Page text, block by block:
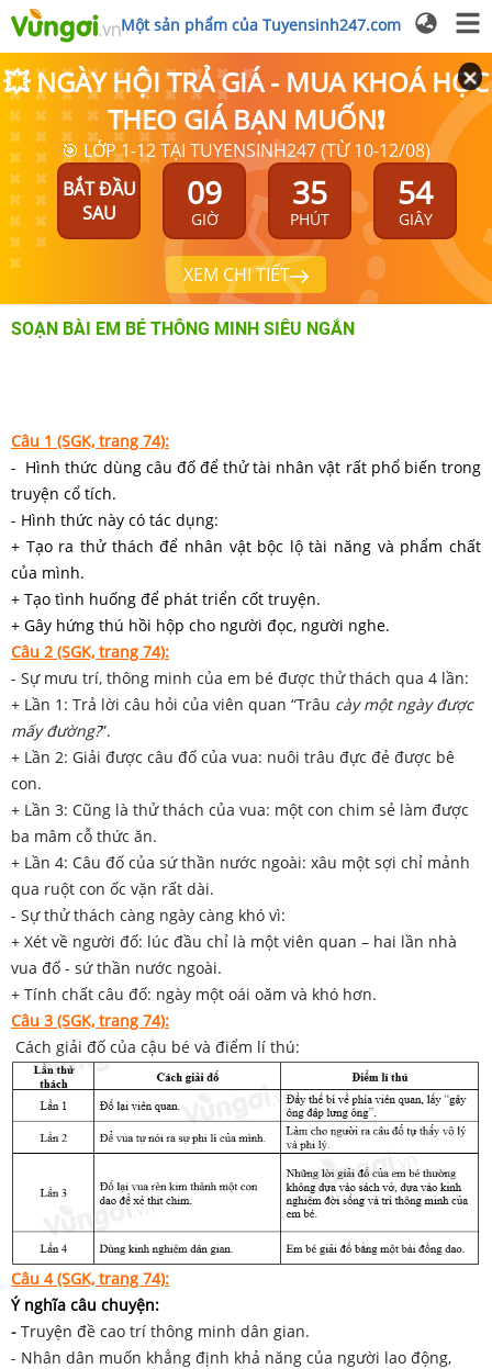
Một sản phẩm của Tuyensinh247.com
💥 NGÀY HỘI TRẢ GIÁ - MUA KHOÁ HỌC
THEO GIÁ BẠN MUỐN❗
🎯 LỚP 1-12 TẠI TUYENSINH247 (TỪ 10-12/08)
BẮT ĐẦU
SAU
09
GIỜ
35
PHÚT
53
GIÂY
XEM CHI TIẾT
SOẠN BÀI EM BÉ THÔNG MINH SIÊU NGẮN
Câu 1 (SGK, trang 74):
- Hình thức dùng câu đố để thử tài nhân vật rất phổ biến trong
truyện cổ tích.
- Hình thức này có tác dụng:
+ Tạo ra thử thách để nhân vật bộc lộ tài năng và phẩm chất
của mình.
+ Tạo tình huống để phát triển cốt truyện.
+ Gây hứng thú hồi hộp cho người đọc, người nghe.
Câu 2 (SGK, trang 74):
- Sự mưu trí, thông minh của em bé được thử thách qua 4 lần:
+ Lần 1: Trả lời câu hỏi của viên quan “Trâu cày một ngày được
mấy đường?”.
+ Lần 2: Giải được câu đố của vua: nuôi trâu đực đẻ được bê
con.
+ Lần 3: Cũng là thử thách của vua: một con chim sẻ làm được
ba mâm cỗ thức ăn.
+ Lần 4: Câu đố của sứ thần nước ngoài: xâu một sợi chỉ mảnh
qua ruột con ốc vặn rất dài.
- Sự thử thách càng ngày càng khó vì:
+ Xét về người đố: lúc đầu chỉ là một viên quan – hai lần nhà
vua đố - sứ thần nước ngoài.
+ Tính chất câu đố: ngày một oái oăm và khó hơn.
Câu 3 (SGK, trang 74):
Cách giải đố của cậu bé và điểm lí thú:
Câu 4 (SGK, trang 74):
Ý nghĩa câu chuyện:
- Truyện đề cao trí thông minh dân gian.
- Nhân dân muốn khẳng định khả năng của người lao động,